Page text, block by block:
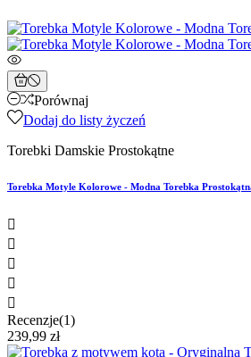
Porównaj
Dodaj do listy życzeń
Torebki Damskie Prostokątne
Torebka Motyle Kolorowe - Modna Torebka





Recenzje(1)
239,99 zł